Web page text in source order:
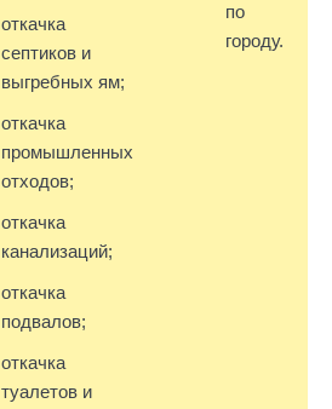
откачка
септиков и
выгребных ям;
откачка
промышленных
отходов;
откачка
канализаций;
откачка
подвалов;
откачка
туалетов и
по
городу.